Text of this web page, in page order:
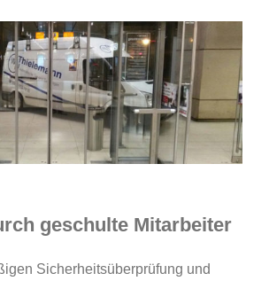
geschulte Mitarbeiter
Sicherheitsüberprüfung und